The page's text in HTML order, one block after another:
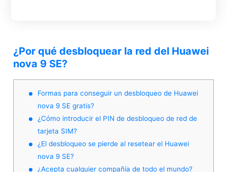
¿Por qué desbloquear la red del Huawei
nova 9 SE?
Formas para conseguir un desbloqueo de Huawei
nova 9 SE gratis?
¿Cómo introducir el PIN de desbloqueo de red de
tarjeta SIM?
¿El desbloqueo se pierde al resetear el Huawei
nova 9 SE?
¿Acepta cualquier compañía de todo el mundo?